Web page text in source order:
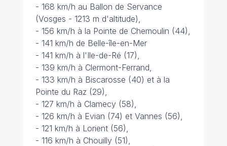
- 168 km/h au Ballon de Servance
(Vosges - 1213 m d'altitude),
- 156 km/h à la Pointe de Chemoulin (44),
- 141 km/h de Belle-île-en-Mer
- 141 km/h à l'Ile-de-Ré (17),
- 139 km/h à Clermont-Ferrand,
- 133 km/h à Biscarosse (40) et à la
Pointe du Raz (29),
- 127 km/h à Clamecy (58),
- 126 km/h à Evian (74) et Vannes (56),
- 121 km/h à Lorient (56),
- 116 km/h à Chouilly (51),